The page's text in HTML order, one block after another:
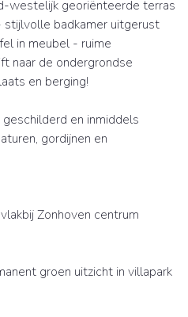
westelijk georiënteerde terras
badkamer uitgerust
in meubel - ruime
naar de ondergrondse
en berging!
en inmiddels
gordijnen en
Zonhoven centrum
groen uitzicht in villapark